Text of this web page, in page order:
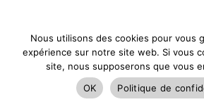
Nous utilisons des cookies pour vous
expérience sur notre site web. Si vous
site, nous supposerons que vous
OK
Politique de